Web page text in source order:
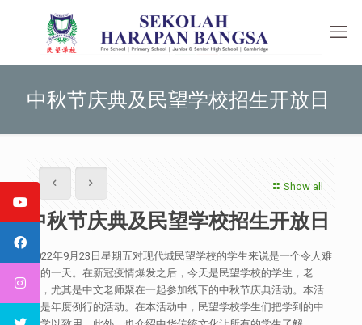
中秋节庆典及民望学校招生开放日
Show all
中秋节庆典及民望学校招生开放日
2022年9月23日星期五对现代城民望学校的学生来说是一个令人难
忘的一天。在新冠疫情爆发之后，今天是民望学校的学生，老
师，尤其是中文老师聚在一起参加线下的中秋节庆典活动。本活
动是年度例行的活动。在本活动中，民望学校学生们把学到的中